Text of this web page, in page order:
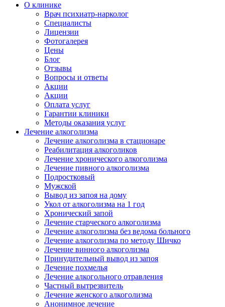
О клинике
Врач психиатр-нарколог
Специалисты
Лицензии
Фотогалерея
Цены
Блог
Отзывы
Вопросы и ответы
Акции
Акции
Оплата услуг
Гарантии клиники
Методы оказания услуг
Лечение алкоголизма
Лечение алкоголизма в стационаре
Реабилитация алкоголиков
Лечение хронического алкоголизма
Лечение пивного алкоголизма
Подростковый
Мужской
Вывод из запоя на дому
Укол от алкоголизма на 1 год
Хронический запой
Лечение старческого алкоголизма
Лечение алкоголизма без ведома больного
Лечение алкоголизма по методу Шичко
Лечение винного алкоголизма
Принудительный вывод из запоя
Лечение похмелья
Лечение алкогольного отравления
Частный вытрезвитель
Лечение женского алкоголизма
Анонимное лечение